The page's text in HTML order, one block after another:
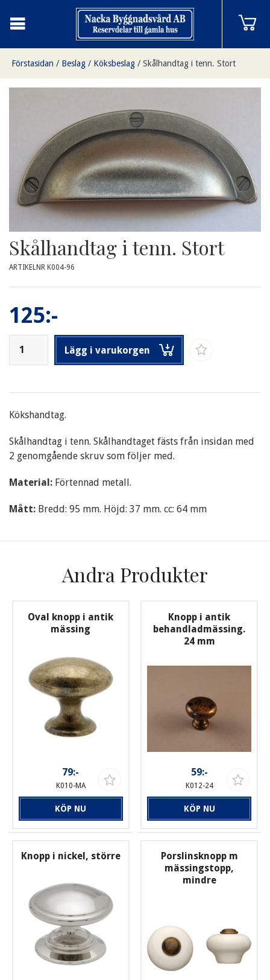
Förstasidan / Beslag / Köksbeslag / Skålhandtag i tenn. Stort
Skålhandtag i tenn. Stort
ARTIKELNR K004-96
125:-
Lägg i varukorgen
Kökshandtag.
Skålhandtag i tenn. Skålhandtaget fästs från insidan med
2 genomgående skruv som följer med.
Material: Förtennad metall.
Mått: Bredd: 95 mm. Höjd: 37 mm. cc: 64 mm
Andra Produkter
Oval knopp i antik
mässing
79:-
K010-MA
KÖP NU
Knopp i antik
behandladmässing.
24 mm
59:-
K012-24
KÖP NU
Knopp i nickel, större
Porslinsknopp m
mässingstopp,
mindre